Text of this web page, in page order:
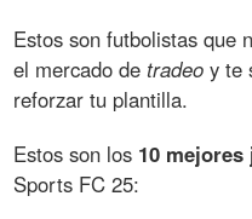
Estos son futbolistas que
el mercado detradeo y te
reforzar tu plantilla.
Estos son los 10 mejores
Sports FC 25: